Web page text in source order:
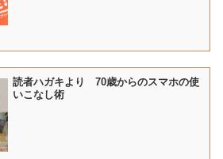
読者ハガキより 70歳からのスマホの使
いこなし術